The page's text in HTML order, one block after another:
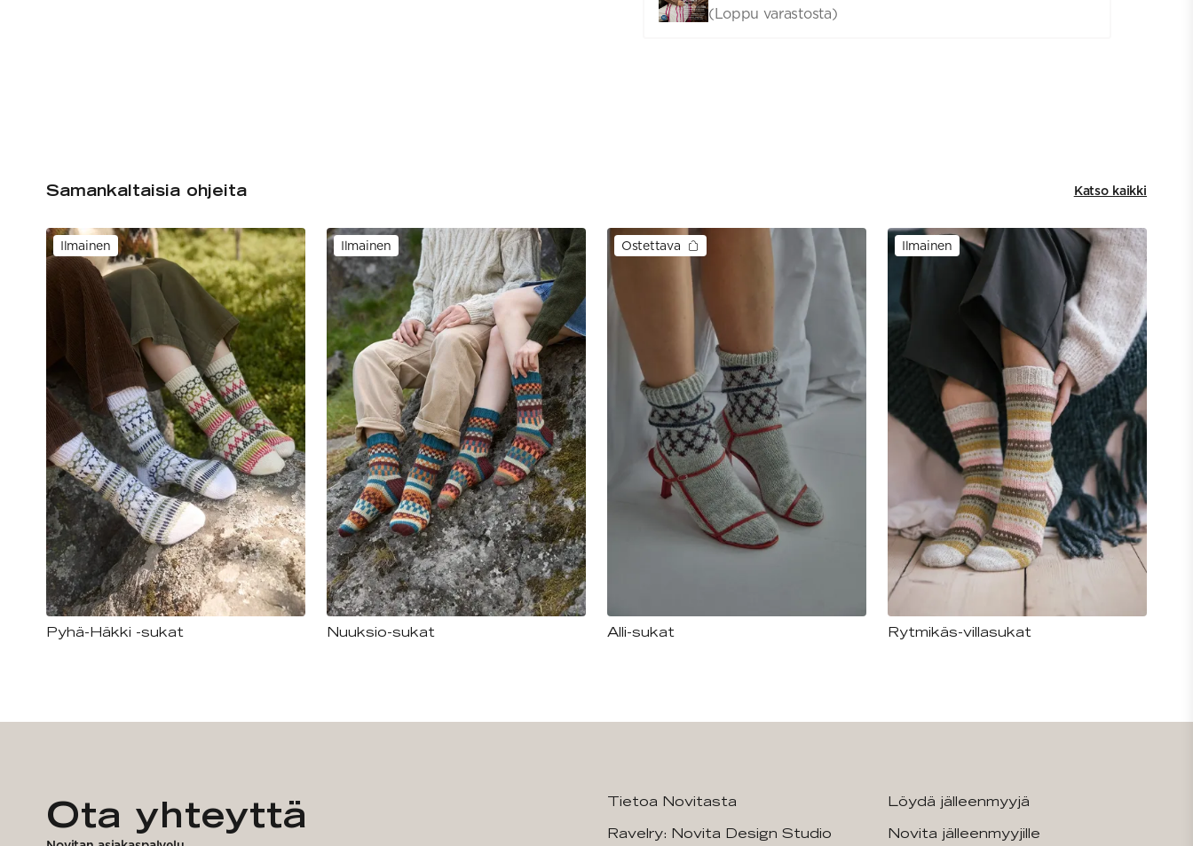
(Loppu varastosta)
Samankaltaisia ohjeita Katso kaikki
Ilmainen
Pyhä-Häkki -sukat
Ilmainen
Nuuksio-sukat
Ostettava
Alli-sukat
Ilmainen
Rytmikäs-villasukat
Ota yhteyttä
Tietoa Novitasta
Ravelry: Novita Design Studio
Löydä jälleenmyyjä
Novita jälleenmyyjille